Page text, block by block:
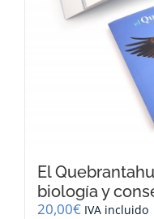
El
biología y
20,00€ IVA incluido